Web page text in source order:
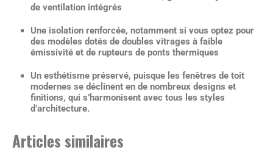
de ventilation intégrés
Une isolation renforcée, notamment si vous optez pour
des modèles dotés de doubles vitrages à faible
émissivité et de rupteurs de ponts thermiques
Un esthétisme préservé, puisque les fenêtres de toit
modernes se déclinent en de nombreux designs et
finitions, qui s’harmonisent avec tous les styles
d’architecture.
Articles similaires